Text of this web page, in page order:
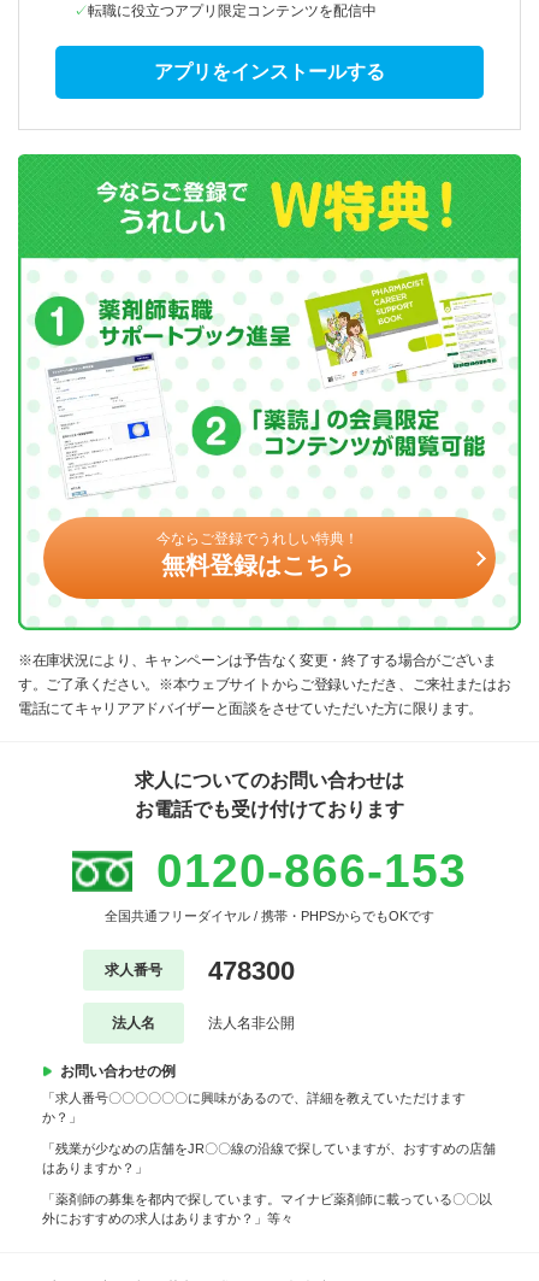
転職に役立つアプリ限定コンテンツを配信中
アプリをインストールする
今ならご登録でうれしい特典！
無料登録はこちら
※在庫状況により、キャンペーンは予告なく変更・終了する場合がございま
す。ご了承ください。※本ウェブサイトからご登録いただき、ご来社またはお
電話にてキャリアアドバイザーと面談をさせていただいた方に限ります。
求人についてのお問い合わせは
お電話でも受け付けております
0120-866-153
全国共通フリーダイヤル / 携帯・PHPSからでもOKです
求人番号 478300
法人名 法人名非公開
お問い合わせの例
「求人番号〇〇〇〇〇〇に興味があるので、詳細を教えていただけます
か？」
「残業が少なめの店舗をJR〇〇線の沿線で探していますが、おすすめの店舗
はありますか？」
「薬剤師の募集を都内で探しています。マイナビ薬剤師に載っている〇〇以
外におすすめの求人はありますか？」等々